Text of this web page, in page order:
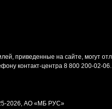
приведенные на сайте, могут
контакт-центра 8 800 200-02-06.
2026, АО «МБ РУС»